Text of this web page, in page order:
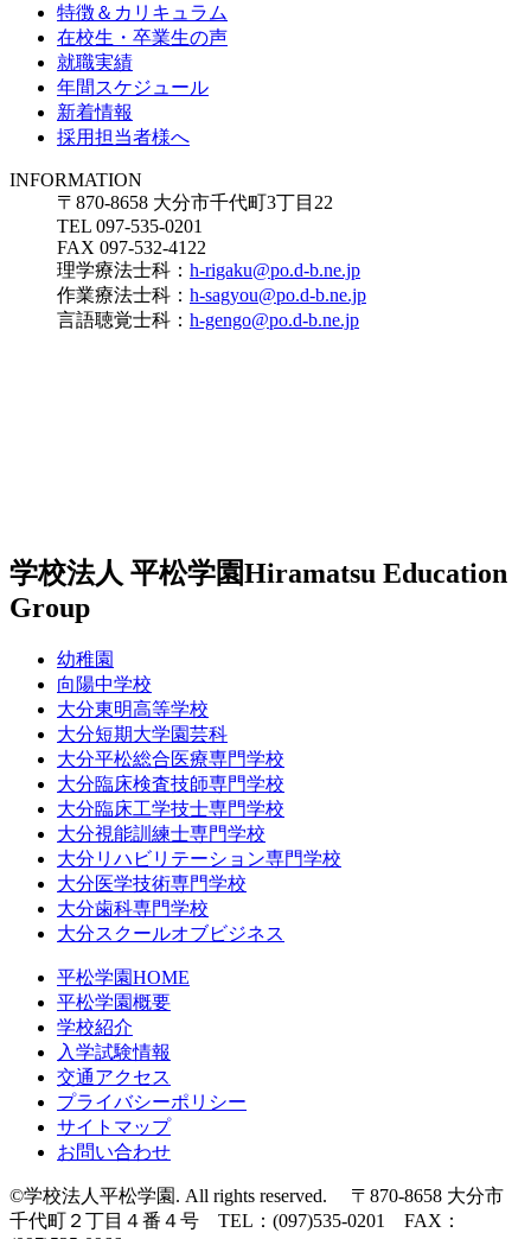
特徴＆カリキュラム
在校生・卒業生の声
就職実績
年間スケジュール
新着情報
採用担当者様へ
INFORMATION
〒870-8658 大分市千代町3丁目22
TEL 097-535-0201
FAX 097-532-4122
理学療法士科： h-rigaku@po.d-b.ne.jp
作業療法士科： h-sagyou@po.d-b.ne.jp
言語聴覚士科： h-gengo@po.d-b.ne.jp
学校法人 平松学園Hiramatsu Education
Group
幼稚園
向陽中学校
大分東明高等学校
大分短期大学園芸科
大分平松総合医療専門学校
大分臨床検査技師専門学校
大分臨床工学技士専門学校
大分視能訓練士専門学校
大分リハビリテーション専門学校
大分医学技術専門学校
大分歯科専門学校
大分スクールオブビジネス
平松学園HOME
平松学園概要
学校紹介
入学試験情報
交通アクセス
プライバシーポリシー
サイトマップ
お問い合わせ
©学校法人平松学園. All rights reserved. 〒870-8658 大分市
千代町２丁目４番４号 TEL：(097)535-0201 FAX：